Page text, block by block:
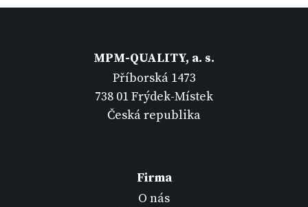
MPM-QUALITY, a. s.
Příborská 1473
738 01 Frýdek-Místek
Česká republika
Firma
O nás